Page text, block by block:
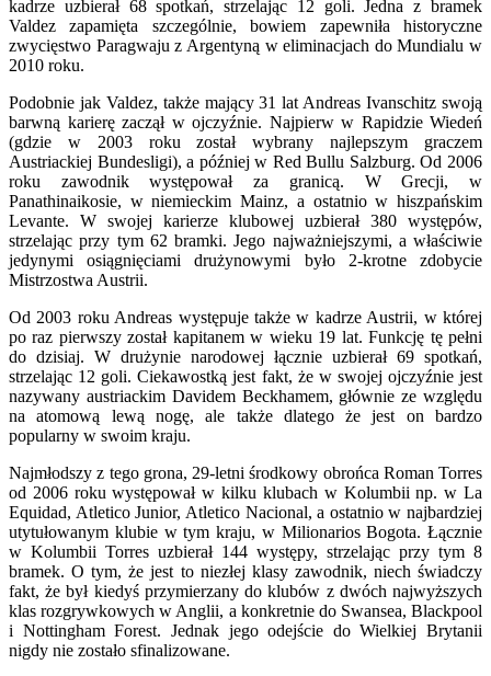
kadrze uzbierał 68 spotkań, strzelając 12 goli. Jedna z bramek
Valdez zapamięta szczególnie, bowiem zapewniła historyczne
zwycięstwo Paragwaju z Argentyną w eliminacjach do Mundialu w
2010 roku.
Podobnie jak Valdez, także mający 31 lat Andreas Ivanschitz swoją
barwną karierę zaczął w ojczyźnie. Najpierw w Rapidzie Wiedeń
(gdzie w 2003 roku został wybrany najlepszym graczem
Austriackiej Bundesligi), a później w Red Bullu Salzburg. Od 2006
roku zawodnik występował za granicą. W Grecji, w
Panathinaikosie, w niemieckim Mainz, a ostatnio w hiszpańskim
Levante. W swojej karierze klubowej uzbierał 380 występów,
strzelając przy tym 62 bramki. Jego najważniejszymi, a właściwie
jedynymi osiągnięciami drużynowymi było 2-krotne zdobycie
Mistrzostwa Austrii.
Od 2003 roku Andreas występuje także w kadrze Austrii, w której
po raz pierwszy został kapitanem w wieku 19 lat. Funkcję tę pełni
do dzisiaj. W drużynie narodowej łącznie uzbierał 69 spotkań,
strzelając 12 goli. Ciekawostką jest fakt, że w swojej ojczyźnie jest
nazywany austriackim Davidem Beckhamem, głównie ze względu
na atomową lewą nogę, ale także dlatego że jest on bardzo
popularny w swoim kraju.
Najmłodszy z tego grona, 29-letni środkowy obrońca Roman Torres
od 2006 roku występował w kilku klubach w Kolumbii np. w La
Equidad, Atletico Junior, Atletico Nacional, a ostatnio w najbardziej
utytułowanym klubie w tym kraju, w Milionarios Bogota. Łącznie
w Kolumbii Torres uzbierał 144 występy, strzelając przy tym 8
bramek. O tym, że jest to niezłej klasy zawodnik, niech świadczy
fakt, że był kiedyś przymierzany do klubów z dwóch najwyższych
klas rozgrywkowych w Anglii, a konkretnie do Swansea, Blackpool
i Nottingham Forest. Jednak jego odejście do Wielkiej Brytanii
nigdy nie zostało sfinalizowane.